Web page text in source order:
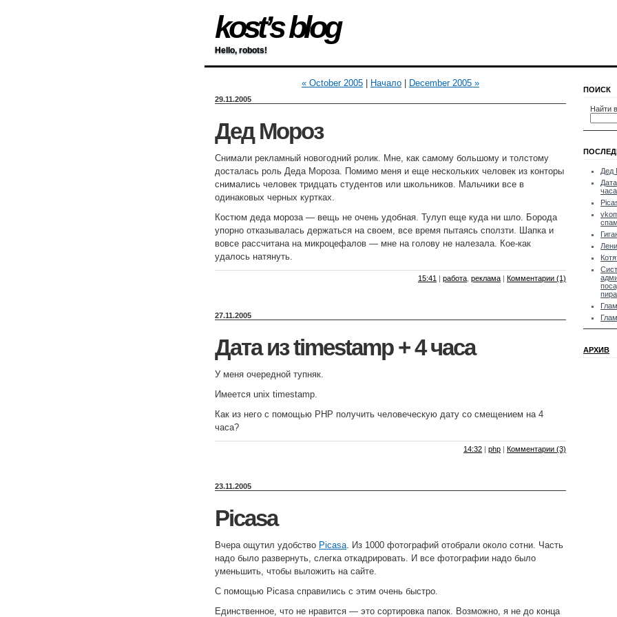
kost’s blog
Hello, robots!
« October 2005 Начало December 2005 »
29.11.2005
Дед Мороз
Снимали рекламный новогодний ролик. Мне, как самому большому и толстому
досталась роль Деда Мороза. Помимо меня и еще нескольких человек из конторы
снимались человек тридцать студентов или школьников. Мальчики все в
одинаковых черных куртках.
Костюм деда мороза — вещь не очень удобная. Тулуп еще куда ни шло. Борода
упорно отказывалась держаться на своем, все время пытаясь сползти. Шапка и
вовсе рассчитана на микроцефалов — мне на голову не налезала. Кое-как
удалось натянуть.
15:41 | работа реклама | Комментарии (1)
27.11.2005
Дата из timestamp + 4 часа
У меня очередной тупняк.
Имеется unix timestamp.
Как из него c помощью PHP получить человеческую дату со смещением на 4
часа?
14:32 | php | Комментарии (3)
23.11.2005
Picasa
Вчера ощутил удобство Picasa. Из 1000 фотографий отобрали около сотни. Часть
надо было развернуть, слегка откадрировать. И все фотографии надо было
уменьшить, чтобы выложить на сайте.
С помощью Picasa справились с этим очень быстро.
Единственное, что не нравится — это сортировка папок. Возможно, я не до конца
ПОИСК
Найти
Дед
часа
АРХИВ